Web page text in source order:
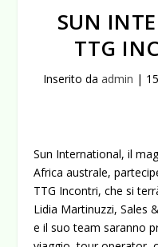
SUN
TTG
Inserito da admin |
Sun International, il
Africa australe,
TTG Incontri, che si
Lidia Martinuzzi, Sales
e il suo team saranno